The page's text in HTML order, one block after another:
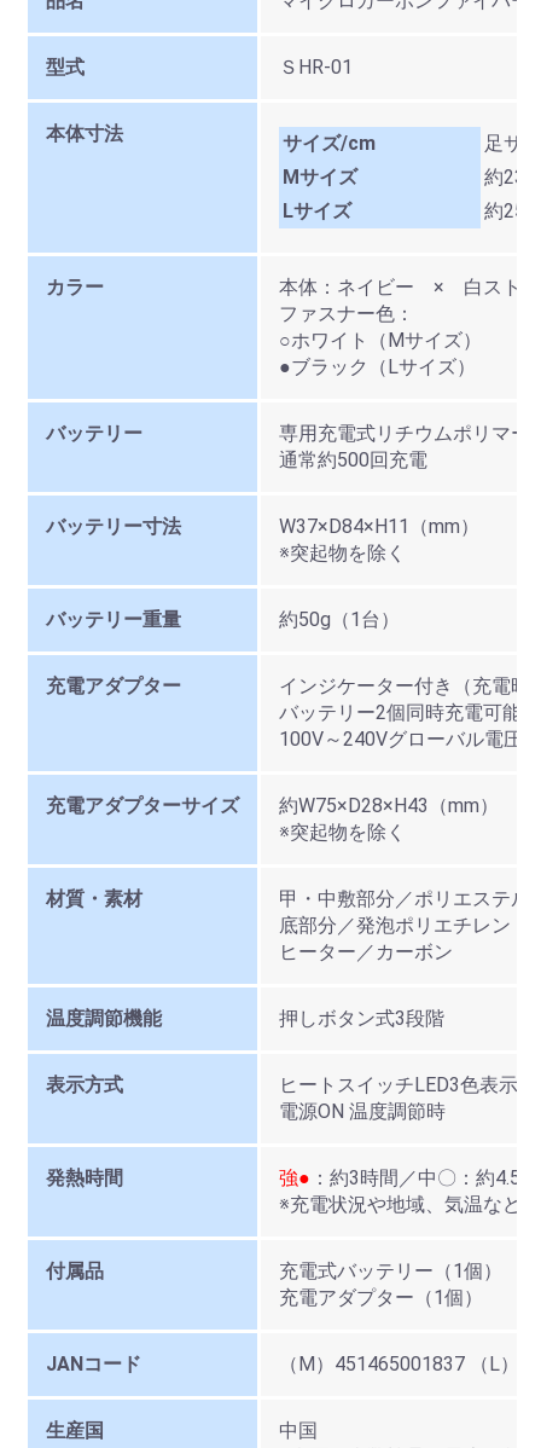
型式 ＳHR-01
本体寸法 サイズ/cm
足サ
Mサイズ
約23
Lサイズ
約25
カラー
本体：ネイビー × 白スト
ファスナー色：
○ホワイト（Mサイズ）
●ブラック（Lサイズ）
バッテリー
専用充電式リチウムポリマー
通常約500回充電
バッテリー寸法
W37×D84×H11（mm）
※突起物を除く
バッテリー重量 約50g（1台）
充電アダプター
インジケーター付き（充電時
バッテリー2個同時充電可能
100V～240Vグローバル電圧
充電アダプターサイズ
約W75×D28×H43（mm）
※突起物を除く
材質・素材
甲・中敷部分／ポリエステ
底部分／発泡ポリエチレン
ヒーター／カーボン
温度調節機能 押しボタン式3段階
表示方式 ヒートスイッチLED3色表示（
電源ON 温度調節時
発熱時間 強● ：約3時間／中〇：約4.5
※充電状況や地域、気温など
付属品
充電式バッテリー（1個）
充電アダプター（1個）
JANコード （M）451465001837 （L）
生産国
中国